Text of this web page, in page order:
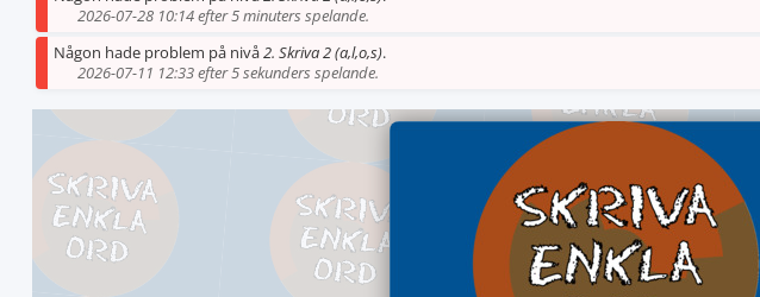
2026-07-28 10:14 efter 5 minuters spelande.
Någon hade problem på nivå2. Skriva 2 (a,l,o,s).
2026-07-11 12:33 efter 5 sekunders spelande.